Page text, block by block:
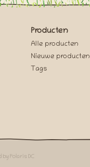
Producten
Alle producten
Nieuwe producten
Tags
by Polaris DC